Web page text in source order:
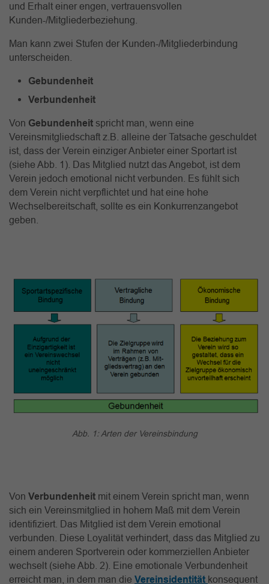
und Erhalt einer engen, vertrauensvollen
Kunden-/Mitgliederbeziehung.
Man kann zwei Stufen der Kunden-/Mitgliederbindung
unterscheiden.
Gebundenheit
Verbundenheit
Von Gebundenheit spricht man, wenn eine
Vereinsmitgliedschaft z.B. alleine der Tatsache geschuldet
ist, dass der Verein einziger Anbieter einer Sportart ist
(siehe Abb. 1). Das Mitglied nutzt das Angebot, ist dem
Verein jedoch emotional nicht verbunden. Es fühlt sich
dem Verein nicht verpflichtet und hat eine hohe
Wechselbereitschaft, sollte es ein Konkurrenzangebot
geben.
Abb. 1: Arten der Vereinsbindung
Von Verbundenheit mit einem Verein spricht man, wenn
sich ein Vereinsmitglied in hohem Maß mit dem Verein
identifiziert. Das Mitglied ist dem Verein emotional
verbunden. Diese Loyalität verhindert, dass das Mitglied zu
einem anderen Sportverein oder kommerziellen Anbieter
wechselt (siehe Abb. 2). Eine emotionale Verbundenheit
erreicht man, in dem man die Vereinsidentität konsequent